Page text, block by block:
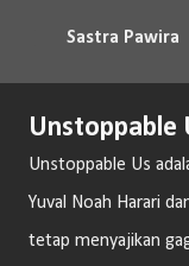
Sastra Pawira
Unstoppable
Unstoppable Us
Yuval Noah Harari
tetap menyajikan